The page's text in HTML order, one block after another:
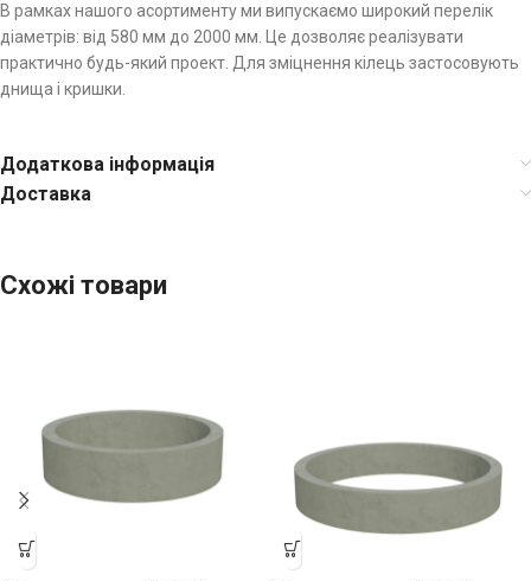
В рамках нашого асортименту ми випускаємо широкий перелік
діаметрів: від 580 мм до 2000 мм. Це дозволяє реалізувати
практично будь-який проект. Для зміцнення кілець застосовують
днища і кришки.
Додаткова інформація
Доставка
Схожі товари